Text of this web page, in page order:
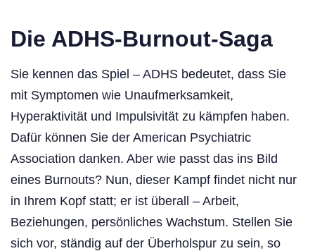
Die ADHS-Burnout-Saga
Sie kennen das Spiel – ADHS bedeutet, dass Sie
mit Symptomen wie Unaufmerksamkeit,
Hyperaktivität und Impulsivität zu kämpfen haben.
Dafür können Sie der American Psychiatric
Association danken. Aber wie passt das ins Bild
eines Burnouts? Nun, dieser Kampf findet nicht nur
in Ihrem Kopf statt; er ist überall – Arbeit,
Beziehungen, persönliches Wachstum. Stellen Sie
sich vor, ständig auf der Überholspur zu sein, so